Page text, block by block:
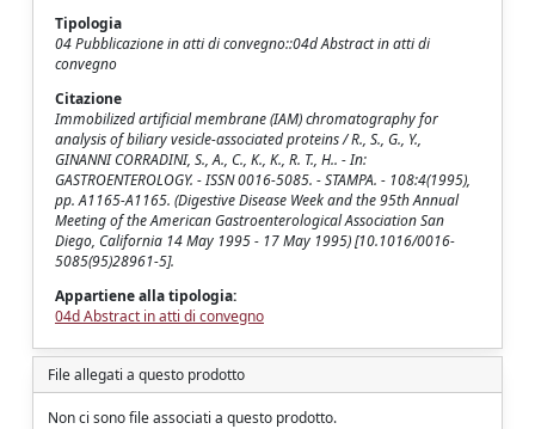
Tipologia
04 Pubblicazione in atti di convegno::04d Abstract in atti di
convegno
Citazione
Immobilized artificial membrane (IAM) chromatography for
analysis of biliary vesicle-associated proteins / R., S., G., Y.,
GINANNI CORRADINI, S., A., C., K., K., R. T., H.. - In:
GASTROENTEROLOGY. - ISSN 0016-5085. - STAMPA. - 108:4(1995),
pp. A1165-A1165. (Digestive Disease Week and the 95th Annual
Meeting of the American Gastroenterological Association San
Diego, California 14 May 1995 - 17 May 1995) [10.1016/0016-
5085(95)28961-5].
Appartiene alla tipologia:
04d Abstract in atti di convegno
File allegati a questo prodotto
Non ci sono file associati a questo prodotto.